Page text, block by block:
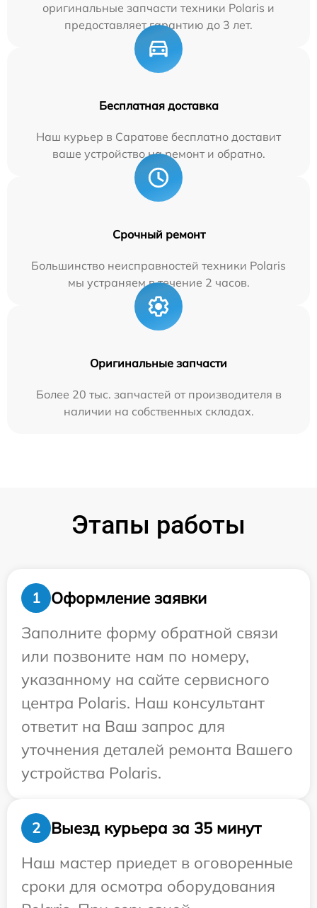
оригинальные запчасти техники Polaris и
предоставляет гарантию до 3 лет.
Бесплатная доставка
Наш курьер в Саратове бесплатно доставит
ваше устройство на ремонт и обратно.
Срочный ремонт
Большинство неисправностей техники Polaris
мы устраняем в течение 2 часов.
Оригинальные запчасти
Более 20 тыс. запчастей от производителя в
наличии на собственных складах.
Этапы работы
1
Оформление заявки
Заполните форму обратной связи
или позвоните нам по номеру,
указанному на сайте сервисного
центра Polaris. Наш консультант
ответит на Ваш запрос для
уточнения деталей ремонта Вашего
устройства Polaris.
2
Выезд курьера за 35 минут
Наш мастер приедет в оговоренные
сроки для осмотра оборудования